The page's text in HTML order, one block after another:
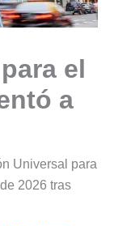
el
a
Universal para
2026 tras